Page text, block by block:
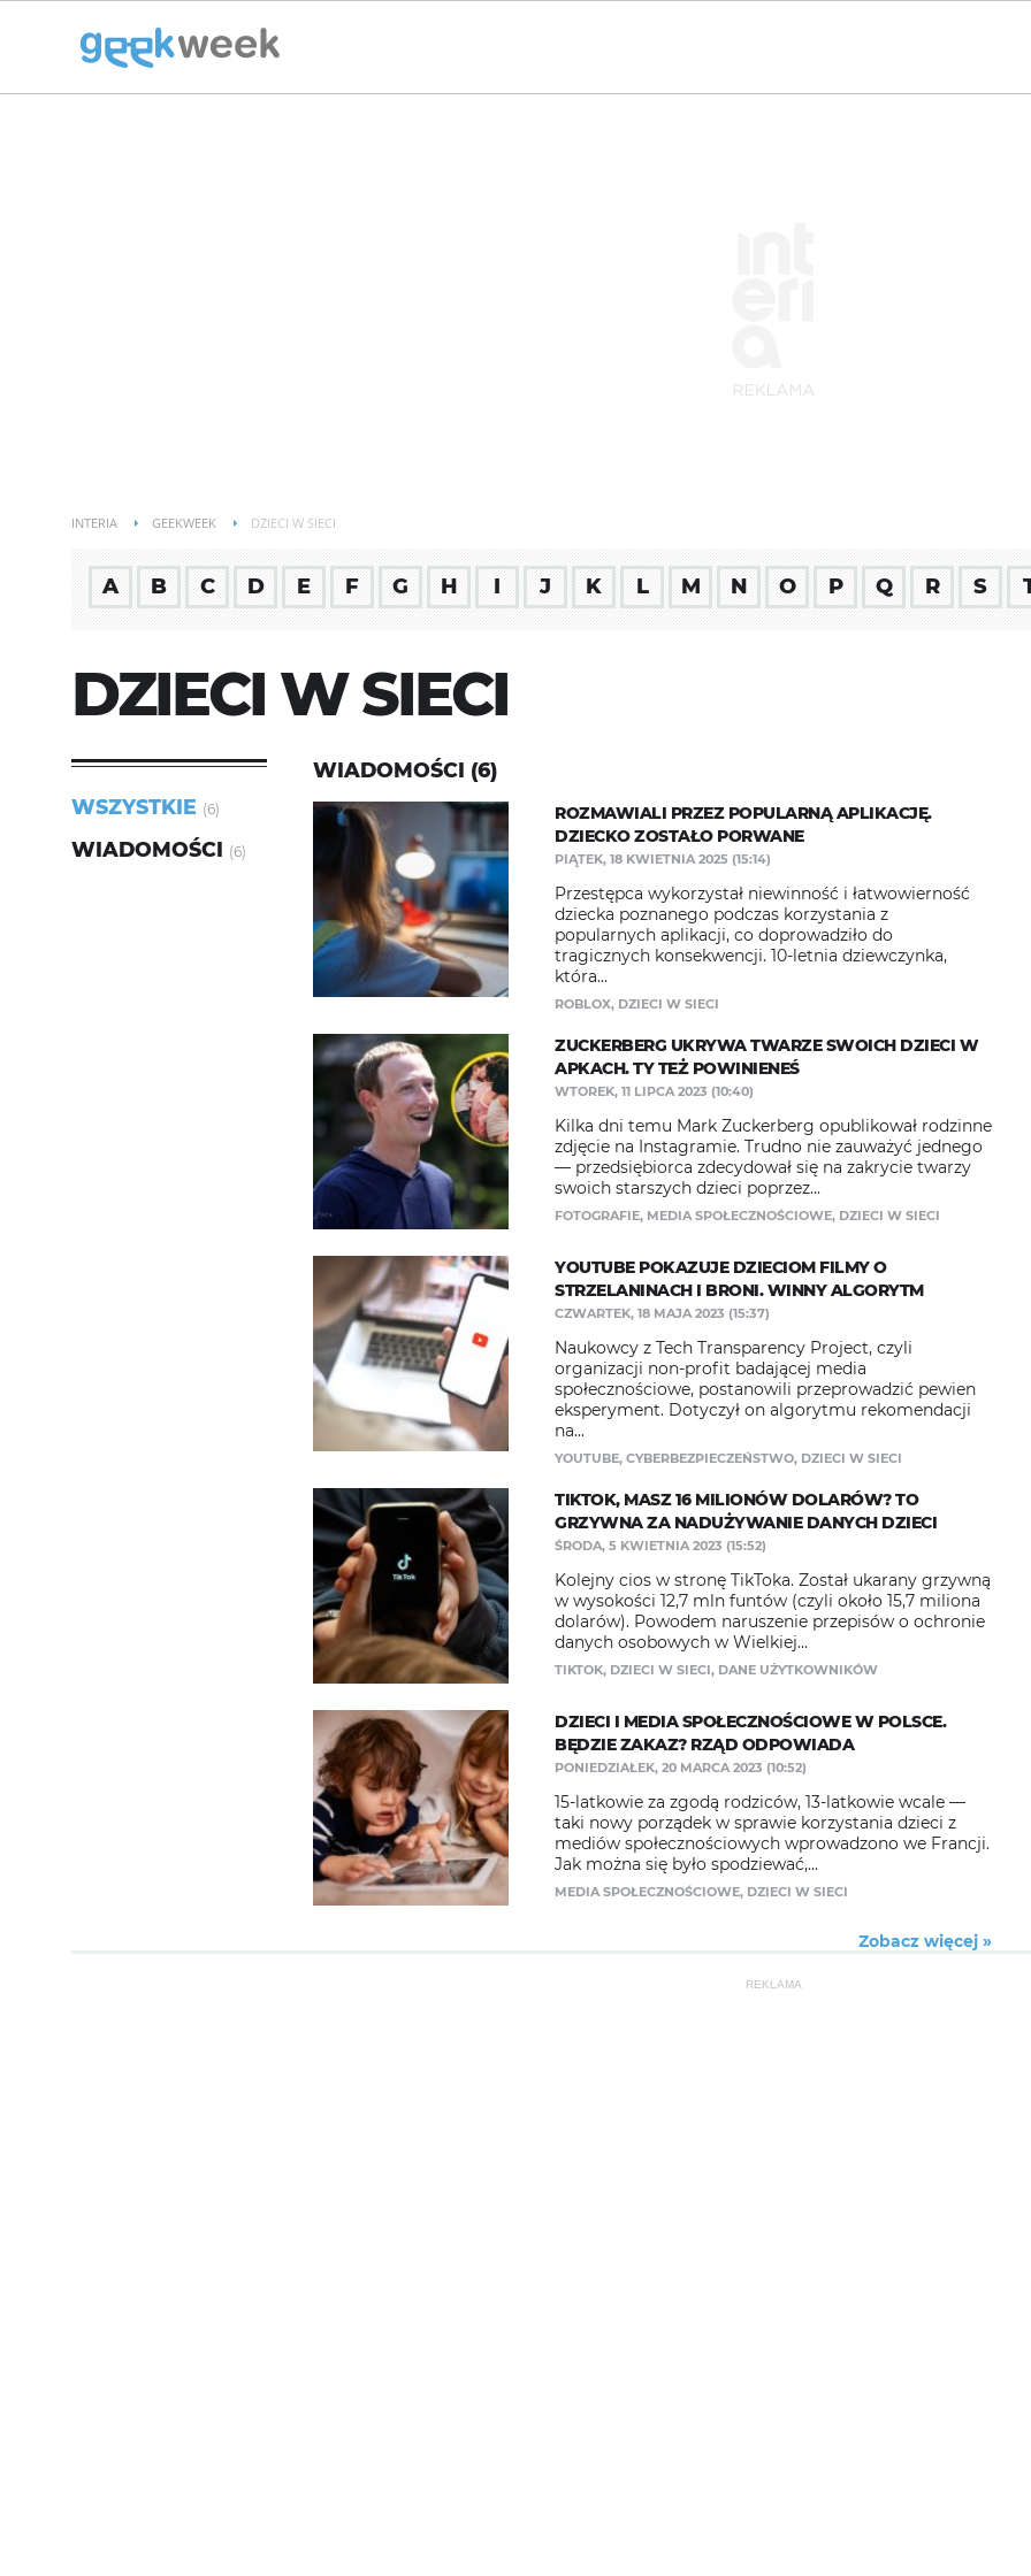
INTERIA GEEKWEEK DZIECI W SIECI
A B C D E F G H I J K L M N O P Q R S
DZIECI W SIECI
WSZYSTKIE (6)
WIADOMOŚCI (6)
WIADOMOŚCI (6)
ROZMAWIALI PRZEZ POPULARNĄ APLIKACJĘ.
DZIECKO ZOSTAŁO PORWANE
PIĄTEK, 18 KWIETNIA 2025 (15:14)
Przestępca wykorzystał niewinność i łatwowierność
dziecka poznanego podczas korzystania z
popularnych aplikacji, co doprowadziło do
tragicznych konsekwencji. 10-letnia dziewczynka,
która...
ROBLOX, DZIECI W SIECI
ZUCKERBERG UKRYWA TWARZE SWOICH DZIECI W
APKACH. TY TEŻ POWINIENEŚ
WTOREK, 11 LIPCA 2023 (10:40)
Kilka dni temu Mark Zuckerberg opublikował rodzinne
zdjęcie na Instagramie. Trudno nie zauważyć jednego
— przedsiębiorca zdecydował się na zakrycie twarzy
swoich starszych dzieci poprzez...
FOTOGRAFIE, MEDIA SPOŁECZNOŚCIOWE, DZIECI W SIECI
YOUTUBE POKAZUJE DZIECIOM FILMY O
STRZELANINACH I BRONI. WINNY ALGORYTM
CZWARTEK, 18 MAJA 2023 (15:37)
Naukowcy z Tech Transparency Project, czyli
organizacji non-profit badającej media
społecznościowe, postanowili przeprowadzić pewien
eksperyment. Dotyczył on algorytmu rekomendacji
na...
YOUTUBE, CYBERBEZPIECZEŃSTWO, DZIECI W SIECI
TIKTOK, MASZ 16 MILIONÓW DOLARÓW? TO
GRZYWNA ZA NADUŻYWANIE DANYCH DZIECI
ŚRODA, 5 KWIETNIA 2023 (15:52)
Kolejny cios w stronę TikToka. Został ukarany grzywną
w wysokości 12,7 mln funtów (czyli około 15,7 miliona
dolarów). Powodem naruszenie przepisów o ochronie
danych osobowych w Wielkiej...
TIKTOK, DZIECI W SIECI, DANE UŻYTKOWNIKÓW
DZIECI I MEDIA SPOŁECZNOŚCIOWE W POLSCE.
BĘDZIE ZAKAZ? RZĄD ODPOWIADA
PONIEDZIAŁEK, 20 MARCA 2023 (10:52)
15-latkowie za zgodą rodziców, 13-latkowie wcale —
taki nowy porządek w sprawie korzystania dzieci z
mediów społecznościowych wprowadzono we Francji.
Jak można się było spodziewać,...
MEDIA SPOŁECZNOŚCIOWE, DZIECI W SIECI
Zobacz więcej »
REKLAMA